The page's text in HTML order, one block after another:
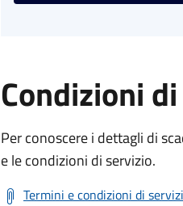
Condizioni
Per conoscere i dettagli di
e le condizioni di servizio.
Termini e condizioni di